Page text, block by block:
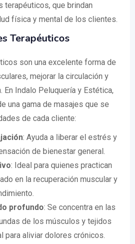
terapéuticos, que brindan
física y mental de los clientes.
Terapéuticos
son una excelente forma de
mejorar la circulación y
En Indalo Peluquería y Estética,
una gama de masajes que se
de cada cliente:
: Ayuda a liberar el estrés y
de bienestar general.
: Ideal para quienes practican
en la recuperación muscular y
profundo: Se concentra en las
de los músculos y tejidos
para aliviar dolores crónicos.